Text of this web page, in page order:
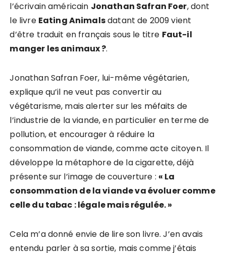
l’écrivain américain Jonathan Safran Foer, dont
le livre Eating Animalsdatant de 2009 vient
d’être traduit en français sous le titre Faut-il
manger les animaux ?.
Jonathan Safran Foer, lui-même végétarien,
explique qu’il ne veut pas convertir au
végétarisme, mais alerter sur les méfaits de
l’industrie de la viande, en particulier en terme de
pollution, et encourager à réduire la
consommation de viande, comme acte citoyen. Il
développe la métaphore de la cigarette, déjà
présente sur l’image de couverture : « La
consommation de la viande va évoluer comme
celle du tabac : légale mais régulée. »
Cela m’a donné envie de lire son livre. J’en avais
entendu parler à sa sortie, mais comme j’étais